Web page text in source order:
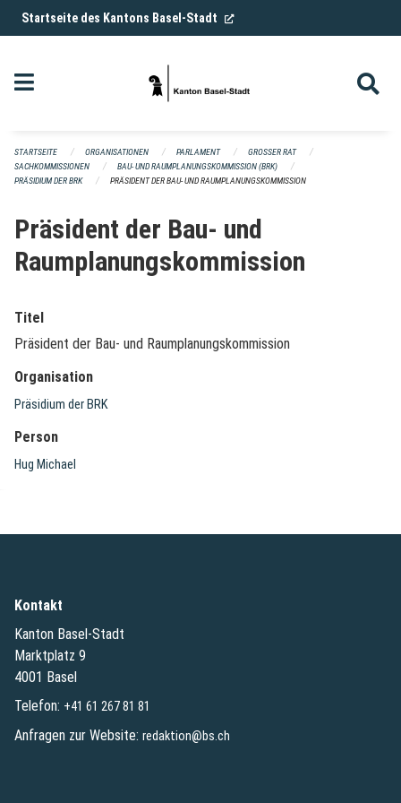
Navigation überspringen
Startseite des Kantons Basel-Stadt (External Link)
STARTSEITE ORGANISATIONEN PARLAMENT
GROSSER RAT
SACHKOMMISSIONEN
BAU- UND RAUMPLANUNGSKOMMISSION (BRK)
PRÄSIDIUM DER BRK
PRÄSIDENT DER BAU- UND RAUMPLANUNGSKOMMISSION
Präsident der Bau- und
Raumplanungskommission
Titel
Präsident der Bau- und Raumplanungskommission
Organisation
Präsidium der BRK
Person
Hug Michael
Kontakt
Kanton Basel-Stadt
Marktplatz 9
4001 Basel
Telefon: +41 61 267 81 81
Anfragen zur Website: redaktion@bs.ch